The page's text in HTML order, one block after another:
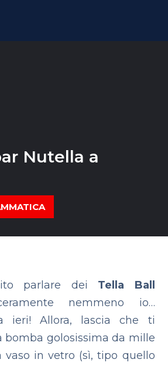
Nutella a
parlare dei Tella Ball
nemmeno io…
ieri! Allora, lascia che ti
bomba golosissima da mille
vaso in vetro (sì, tipo quello